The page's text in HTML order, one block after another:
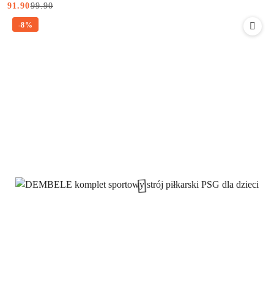
Cena
promocyjna:
91.90
Cena
przed
99.90
-8%